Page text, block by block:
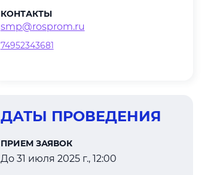
КОНТАКТЫ
smp@rosprom.ru
74952343681
ДАТЫ ПРОВЕДЕНИЯ
ПРИЕМ ЗАЯВОК
До 31 июля 2025 г., 12:00